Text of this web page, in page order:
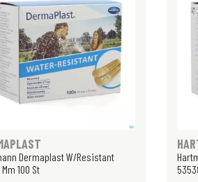
Dermaplast W/Resistant
Mm 100 St